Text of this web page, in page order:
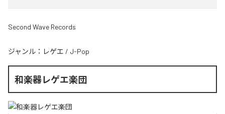
Second Wave Records
ジャンル： レゲエ / J-Pop
和楽器レゲエ楽団